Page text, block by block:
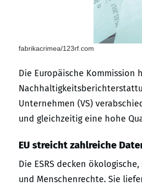
fabrikacrimea/123rf.com
Die Europäische
Unternehmen (VS)
und gleichzeitig eine hohe
EU streicht zahlreiche
Die ESRS decken
und Menschenrechte. Sie